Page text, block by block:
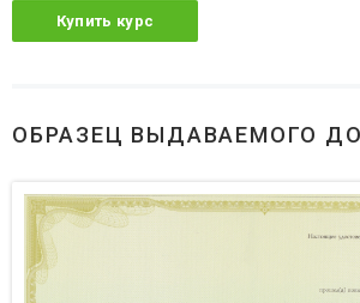
Купить курс
ОБРАЗЕЦ ВЫДАВАЕМОГО